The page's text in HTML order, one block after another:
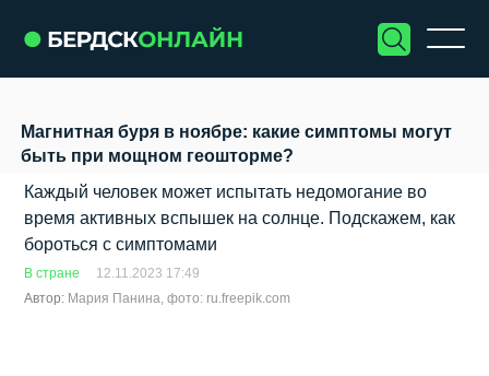
Магнитная буря в ноябре: какие симптомы могут
быть при мощном геошторме?
Каждый человек может испытать недомогание во
время активных вспышек на солнце. Подскажем, как
бороться с симптомами
В стране
12.11.2023 17:49
Автор: Мария Панина, фото: ru.freepik.com